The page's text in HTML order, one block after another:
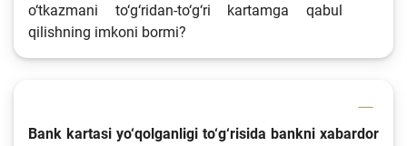
o‘tkazmani to‘g‘ridan-to‘g‘ri kartamga qabul
qilishning imkoni bormi?
Bank kartasi yo‘qolganligi to‘g‘risida bankni xabardor